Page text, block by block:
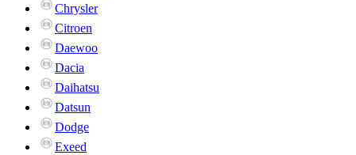
Chrysler
Citroen
Daewoo
Dacia
Daihatsu
Datsun
Dodge
Exeed